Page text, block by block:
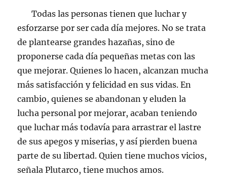
Todas las personas tienen que luchar y
esforzarse por ser cada día mejores. No se trata
de plantearse grandes hazañas, sino de
proponerse cada día pequeñas metas con las
que mejorar. Quienes lo hacen, alcanzan mucha
más satisfacción y felicidad en sus vidas. En
cambio, quienes se abandonan y eluden la
lucha personal por mejorar, acaban teniendo
que luchar más todavía para arrastrar el lastre
de sus apegos y miserias, y así pierden buena
parte de su libertad. Quien tiene muchos vicios,
señala Plutarco, tiene muchos amos.